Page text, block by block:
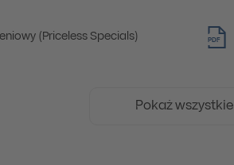
(Priceless Specials) PDF
Pokaż wszystkie